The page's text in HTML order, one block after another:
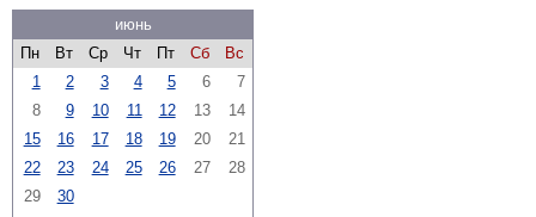
июнь
Пн
Вт Ср Чт Пт Сб
Вс
1
2 3 4 5 6
7
8
9 10 11 12 13
14
15
16 17 18 19 20
21
22
23 24 25 26 27
28
29
30